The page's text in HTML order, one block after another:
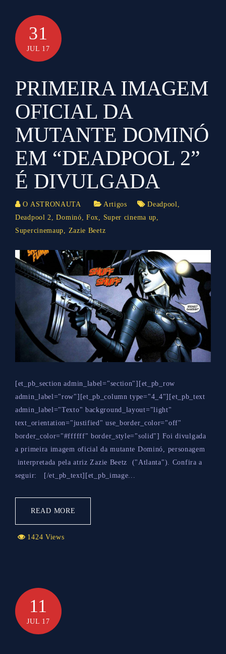
31
JUL 17
PRIMEIRA IMAGEM
OFICIAL DA
MUTANTE DOMINÓ
EM “DEADPOOL 2”
É DIVULGADA
O ASTRONAUTA Artigos Deadpool
Deadpool 2
,Dominó ,Fox Super cinema up
Supercinemaup
Zazie Beetz
[et_pb_section admin_label="section"][et_pb_row
admin_label="row"][et_pb_column type="4_4"][et_pb_text
admin_label="Texto" background_layout="light"
text_orientation="justified" use_border_color="off"
border_color="#ffffff" border_style="solid"] Foi divulgada
a primeira imagem oficial da mutante Dominó, personagem
interpretada pela atriz Zazie Beetz ("Atlanta"). Confira a
seguir: [/et_pb_text][et_pb_image...
READ MORE
1424 Views
11
JUL 17